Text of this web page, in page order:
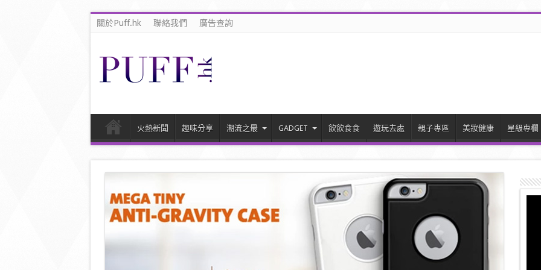
關於Puff.hk 聯絡我們 廣告查詢
火熱新聞 趣味分享 潮流之最 GADGET 飲飲食食 遊玩去處 親子專區 美妝健康 星級專欄